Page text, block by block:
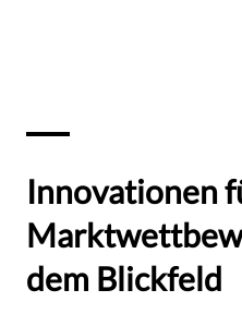
Innovationen
dem Blickfeld